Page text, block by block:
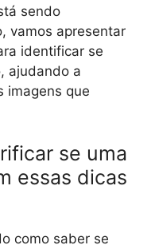
sendo
vamos apresentar
identificar se
ajudando a
imagens que
se uma
essas dicas
como saber se